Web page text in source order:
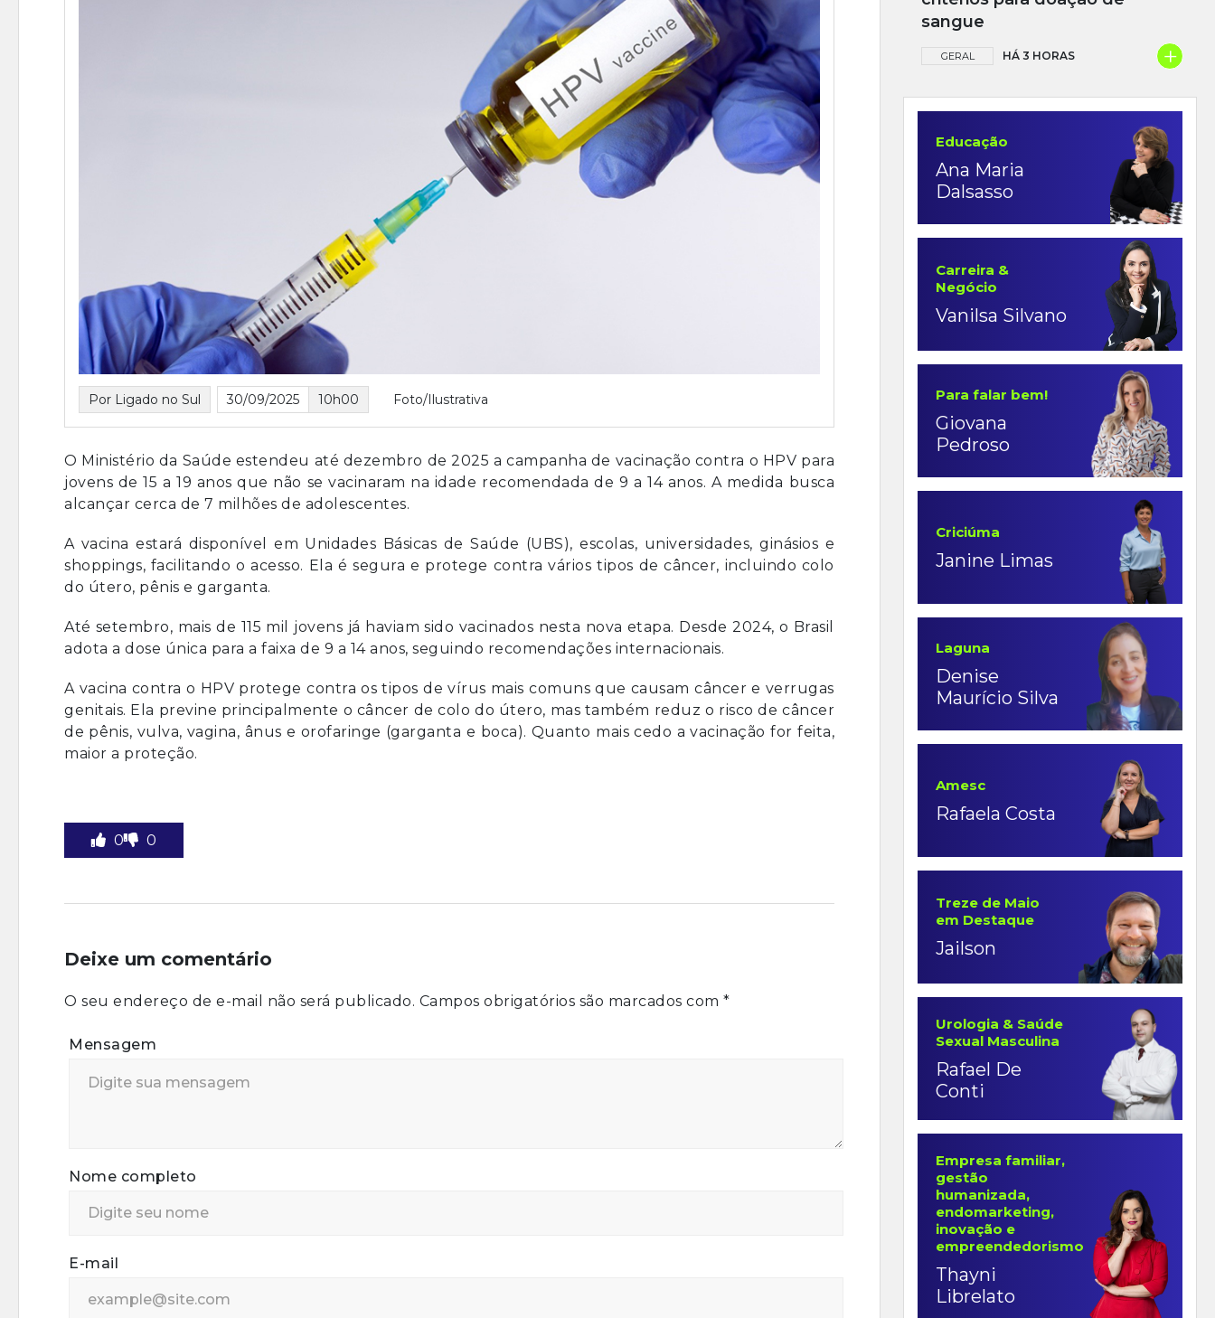
Por Ligado no Sul 30/09/2025 10h00 Foto/Ilustrativa
O Ministério da Saúde estendeu até dezembro de 2025 a campanha de vacinação contra o HPV para
jovens de 15 a 19 anos que não se vacinaram na idade recomendada de 9 a 14 anos. A medida busca
alcançar cerca de 7 milhões de adolescentes.
A vacina estará disponível em Unidades Básicas de Saúde (UBS), escolas, universidades, ginásios e
shoppings, facilitando o acesso. Ela é segura e protege contra vários tipos de câncer, incluindo colo
do útero, pênis e garganta.
Até setembro, mais de 115 mil jovens já haviam sido vacinados nesta nova etapa. Desde 2024, o Brasil
adota a dose única para a faixa de 9 a 14 anos, seguindo recomendações internacionais.
A vacina contra o HPV protege contra os tipos de vírus mais comuns que causam câncer e verrugas
genitais. Ela previne principalmente o câncer de colo do útero, mas também reduz o risco de câncer
de pênis, vulva, vagina, ânus e orofaringe (garganta e boca). Quanto mais cedo a vacinação for feita,
maior a proteção.
0 0
Deixe um comentário
O seu endereço de e-mail não será publicado. Campos obrigatórios são marcados com *
Mensagem
Nome completo
E-mail
sangue
GERAL HÁ 3 HORAS +
Educação
Ana Maria
Dalsasso
Carreira &
Negócio
Vanilsa Silvano
Para falar bem!
Giovana
Pedroso
Criciúma
Janine Limas
Laguna
Denise
Maurício Silva
Amesc
Rafaela Costa
Treze de Maio
em Destaque
Jailson
Urologia & Saúde
Sexual Masculina
Rafael De
Conti
Empresa familiar,
gestão
humanizada,
endomarketing,
inovação e
empreendedorismo
Thayni
Librelato